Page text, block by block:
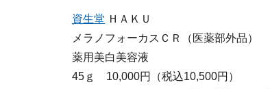
資生堂 ＨＡＫＵ
メラノフォーカスＣＲ（医薬部外品）
薬用美白美容液
45ｇ 10,000円（税込10,500円）